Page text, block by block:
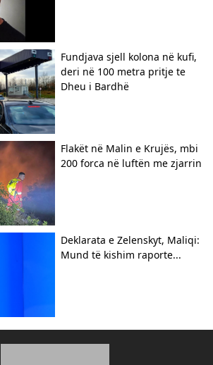
Fundjava sjell kolona në kufi,
deri në 100 metra pritje te
Dheu i Bardhë
Flakët në Malin e Krujës, mbi
200 forca në luftën me zjarrin
Deklarata e Zelenskyt, Maliqi:
Mund të kishim raporte...